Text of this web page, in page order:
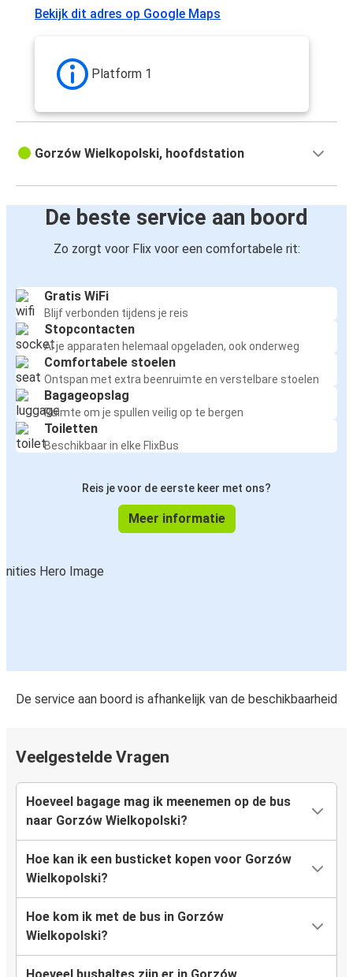
Gorzów Wielkopolski
Enschede
Bekijk dit adres op Google Maps
Platform 1
Gorzów Wielkopolski, hoofdstation
De beste service aan boord
Zo zorgt voor Flix voor een comfortabele rit:
Gratis WiFi
Blijf verbonden tijdens je reis
Stopcontacten
Al je apparaten helemaal opgeladen, ook onderweg
Comfortabele stoelen
Ontspan met extra beenruimte en verstelbare stoelen
Bagageopslag
Ruimte om je spullen veilig op te bergen
Toiletten
Beschikbaar in elke FlixBus
Reis je voor de eerste keer met ons?
Meer informatie
De service aan boord is afhankelijk van de beschikbaarheid
Veelgestelde Vragen
Hoeveel bagage mag ik meenemen op de bus
naar Gorzów Wielkopolski?
Hoe kan ik een busticket kopen voor Gorzów
Wielkopolski?
Hoe kom ik met de bus in Gorzów
Wielkopolski?
Hoeveel bushaltes zijn er in Gorzów